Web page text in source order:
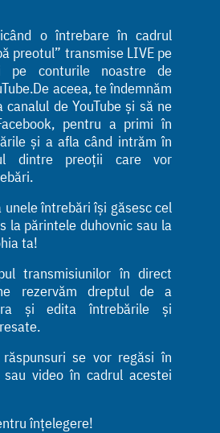
o întrebare în cadrul
preotul” transmise LIVE pe
pe conturile noastre de
aceea, te îndemnăm
de YouTube și să ne
pentru a primi în
și a afla când intrăm în
dintre preoții care vor
unele întrebări își găsesc cel
la părintele duhovnic sau la
ta!
transmisiunilor în direct
rezervăm dreptul de a
și edita întrebările și
se vor regăsi în
video în cadrul acestei
înțelegere!